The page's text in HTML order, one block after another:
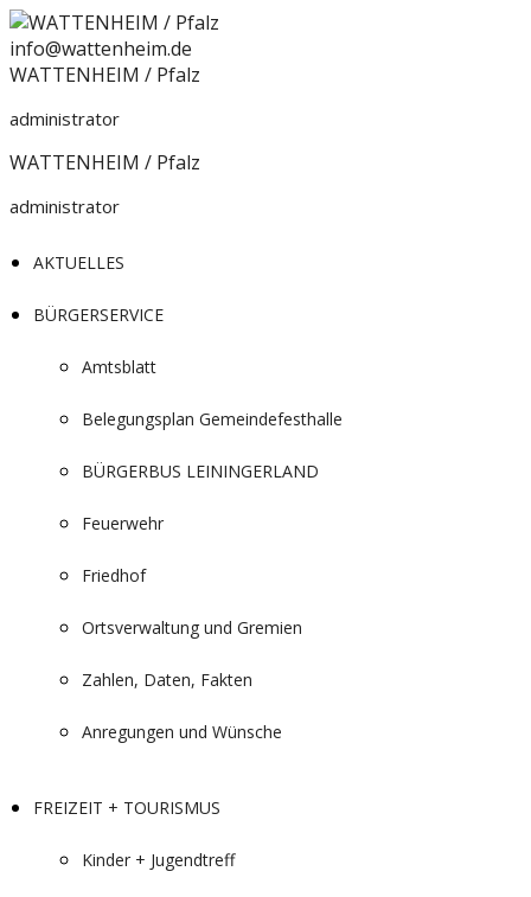
Zum
Inhalt
springen
info@wattenheim.de
WATTENHEIM / Pfalz
administrator
WATTENHEIM / Pfalz
administrator
AKTUELLES
BÜRGERSERVICE
Amtsblatt
Belegungsplan Gemeindefesthalle
BÜRGERBUS LEININGERLAND
Feuerwehr
Friedhof
Ortsverwaltung und Gremien
Zahlen, Daten, Fakten
Anregungen und Wünsche
FREIZEIT + TOURISMUS
Kinder + Jugendtreff